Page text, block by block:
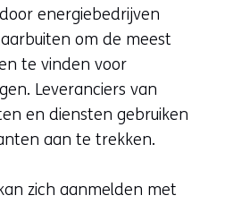
new
tab)
(refers
to
another
website)
energiebedrijven
om de meest
te vinden voor
Leveranciers van
en diensten gebruiken
aan te trekken.
zich aanmelden met